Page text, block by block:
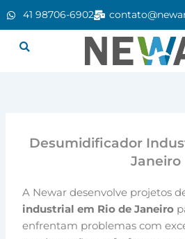
41 98706-6902
Desumidificador
Janeiro
A Newar desenvolve projetos
industrial em Rio de Janeiro
enfrentam problemas com